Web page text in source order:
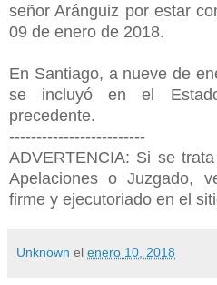
señor Aránguiz por estar
09 de enero de 2018.
En Santiago, a nueve de
se incluyó en el
precedente.
-------------------------
ADVERTENCIA: Si se
Apelaciones o Juzgado,
firme y ejecutoriado en el
Unknown el enero 10, 2018